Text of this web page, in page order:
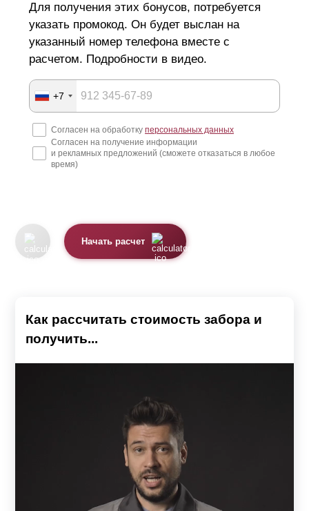
Для получения этих бонусов, потребуется
указать промокод. Он будет выслан на
указанный номер телефона вместе с
расчетом. Подробности в видео.
+7
Согласен на обработку персональных данных
Согласен на получение информации
и рекламных предложений (сможете отказаться в любое
время)
Начать расчет
Как рассчитать стоимость забора и
получить...